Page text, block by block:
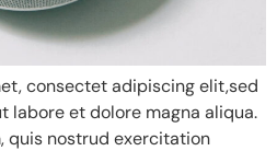
consectet adipiscing elit,sed
labore et dolore magna aliqua.
quis nostrud exercitation